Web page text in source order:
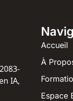
IA,
Accueil
À
Espace